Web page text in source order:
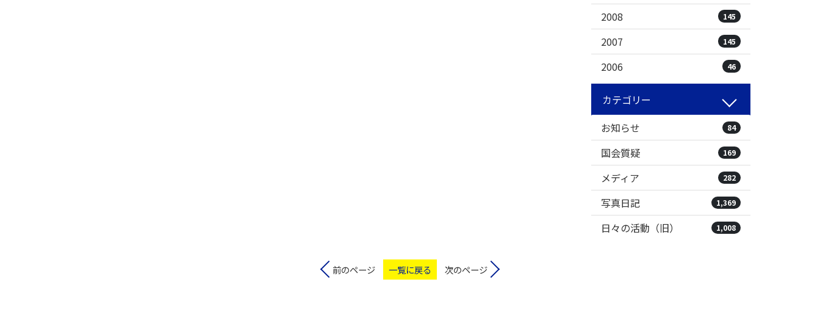
2008 145
2007 145
2006 46
カテゴリー
お知らせ
84
国会質疑 169
メディア 282
写真日記 1,369
日々の活動（旧） 1,008
前のページ 一覧に戻る 次のページ